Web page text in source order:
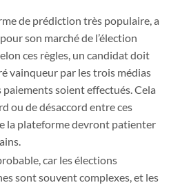
de prédiction très populaire, a
son marché de l’élection
ces règles, un candidat doit
vainqueur par les trois médias
soient effectués. Cela
ou de désaccord entre ces
la plateforme devront patienter
car les élections
sont souvent complexes, et les